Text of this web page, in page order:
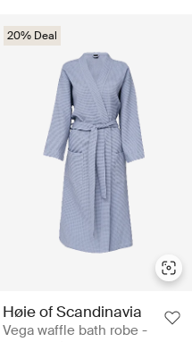
20% Deal
Høie of Scandinavia
Vega waffle bath robe -